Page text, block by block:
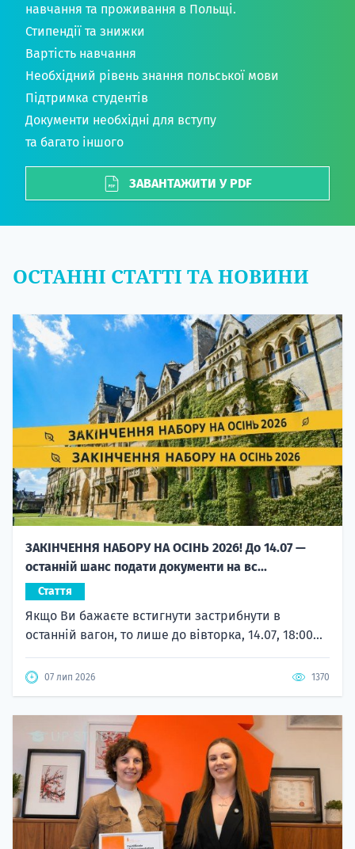
навчання та проживання в Польщі.
Стипендії та знижки
Вартість навчання
Необхідний рівень знання польської мови
Підтримка студентів
Документи необхідні для вступу
та багато іншого
ЗАВАНТАЖИТИ У PDF
ОСТАННІ СТАТТІ ТА НОВИНИ
ЗАКІНЧЕННЯ НАБОРУ НА ОСІНЬ 2026! До 14.07 —
останній шанс подати документи на вс...
Стаття
Якщо Ви бажаєте встигнути застрибнути в
останній вагон, то лише до вівторка, 14.07, 18:00...
07 лип 2026 1370